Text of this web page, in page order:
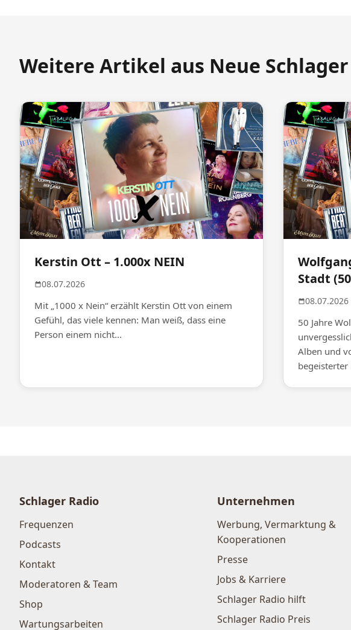
Weitere Artikel aus Neue
Kerstin Ott – 1.000x NEIN
08.07.2026
Mit „1000 x Nein“ erzählt Kerstin Ott von einem
Gefühl, das viele kennen: Man weiß, dass eine
Person einem nicht...
Stadt
08.07.2026
50 Jahre
Alben und
begeisterter
Schlager Radio
Frequenzen
Podcasts
Kontakt
Moderatoren & Team
Shop
Wartungsarbeiten
Unternehmen
Werbung, Vermarktung &
Kooperationen
Presse
Jobs & Karriere
Schlager Radio hilft
Schlager Radio Preis